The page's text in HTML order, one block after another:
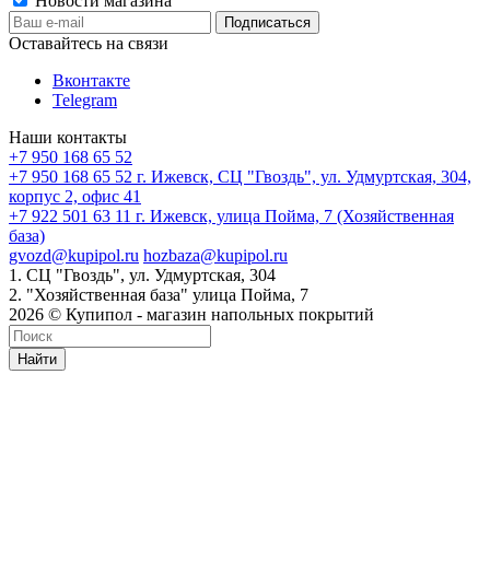
Оставайтесь на связи
Вконтакте
Telegram
Наши контакты
+7 950 168 65 52
+7 950 168 65 52 г. Ижевск, СЦ "Гвоздь", ул. Удмуртская, 304,
корпус 2, офис 41
+7 922 501 63 11 г. Ижевск, улица Пойма, 7 (Хозяйственная
база)
gvozd@kupipol.ru hozbaza@kupipol.ru
1. СЦ "Гвоздь", ул. Удмуртская, 304
2. "Хозяйственная база" улица Пойма, 7
2026 © Купипол - магазин напольных покрытий
Найти